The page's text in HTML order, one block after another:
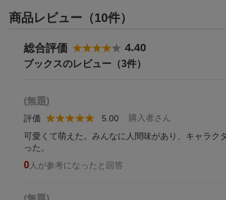
商品レビュー（10件）
総合評価 4.40
ブックスのレビュー（3件）
(無題)
購入者さん
評価 5.00
可愛くて萌えた。みんなに人間味があり、キャラ
った。
0 人が参考になったと回答